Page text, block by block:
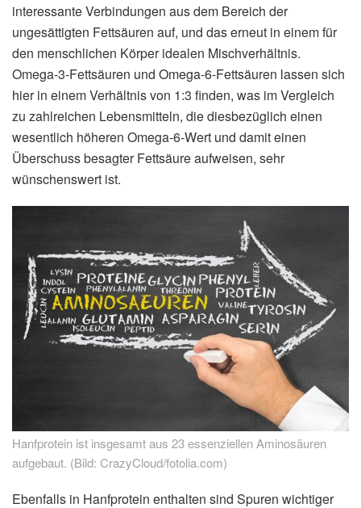
interessante Verbindungen aus dem Bereich der
ungesättigten Fettsäuren auf, und das erneut in einem für
den menschlichen Körper idealen Mischverhältnis.
Omega-3-Fettsäuren und Omega-6-Fettsäuren lassen sich
hier in einem Verhältnis von 1:3 finden, was im Vergleich
zu zahlreichen Lebensmitteln, die diesbezüglich einen
wesentlich höheren Omega-6-Wert und damit einen
Überschuss besagter Fettsäure aufweisen, sehr
wünschenswert ist.
Hanfprotein ist insgesamt aus 23 essenziellen Aminosäuren
aufgebaut. (Bild: CrazyCloud/fotolia.com)
Ebenfalls in Hanfprotein enthalten sind Spuren wichtiger